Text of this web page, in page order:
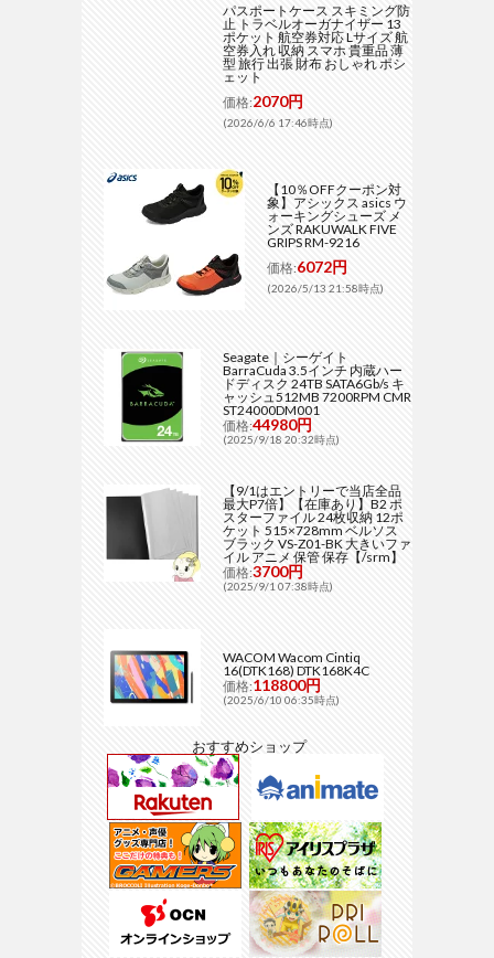
パスポートケース スキミング防
止 トラベルオーガナイザー 13
ポケット 航空券対応 Lサイズ 航
空券入れ 収納 スマホ 貴重品 薄
型 旅行 出張 財布 おしゃれ ポシ
ェット
価格:2070円
(2026/6/6 17:46時点)
【10％OFFクーポン対
象】アシックス asics ウ
ォーキングシューズ メ
ンズ RAKUWALK FIVE
GRIPS RM-9216
価格:6072円
(2026/5/13 21:58時点)
Seagate｜シーゲイト
BarraCuda 3.5インチ 内蔵ハー
ドディスク 24TB SATA6Gb/s キ
ャッシュ512MB 7200RPM CMR
ST24000DM001
価格:44980円
(2025/9/18 20:32時点)
【9/1はエントリーで当店全品
最大P7倍】【在庫あり】B2 ポ
スターファイル 24枚収納 12ポ
ケット 515×728mm ベルソス
ブラック VS-Z01-BK 大きいファ
イル アニメ 保管 保存【/srm】
価格:3700円
(2025/9/1 07:38時点)
WACOM Wacom Cintiq
16(DTK168) DTK168K4C
価格:118800円
(2025/6/10 06:35時点)
おすすめショップ